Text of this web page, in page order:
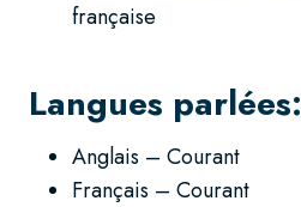
française
Langues parlées:
Anglais – Courant
Français – Courant